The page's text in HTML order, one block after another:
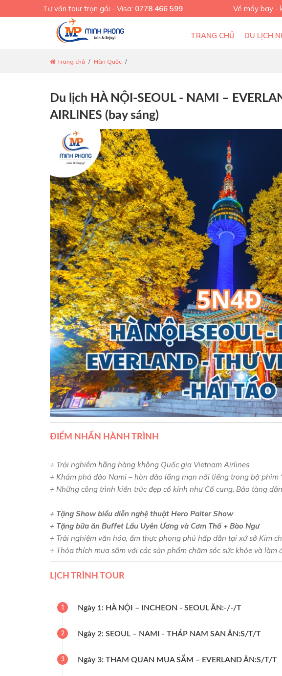
Tư vấn tour trọn gói - Visa: 0778 466 599 Vé máy bay -
TRANG CHỦ DU LỊCH
Trang chủ Hàn Quốc
Du lịch HÀ NỘI-SEOUL - NAMI –
AIRLINES (bay sáng)
ĐIỂM NHẤN HÀNH TRÌNH
+ Trải nghiêm hãng hàng không Quốc gia Vietnam Airlines
+ Khám phá đảo Nami – hòn đảo lãng mạn nổi tiếng trong bộ phim
+ Những công trình kiến trúc đẹp cổ kính như Cố cung,
+ Tặng Show biểu diễn nghệ thuật Hero Paiter Show
+ Tặng bữa ăn Buffet Lẩu Uyên Ương và Cơm Thố + Bào Ngư
+ Trải nghiệm văn hóa, ẩm thực phong phú hấp dẫn tại xứ sở Kim
+ Thỏa thích mua sắm với các sản phẩm chăm sóc sức khỏe và
LỊCH TRÌNH TOUR
1 Ngày 1: HÀ NỘI – INCHEON - SEOUL ĂN:-/-/T
2 Ngày 2: SEOUL – NAMI - THÁP NAM SAN ĂN:S/T/T
3 Ngày 3: THAM QUAN MUA SẮM – EVERLAND ĂN:S/T/T